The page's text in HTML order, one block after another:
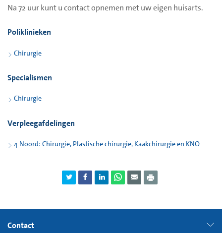
De wondfoliepleisters mag u de zeven dag na de operatie
zwembad.
het toelaat.
Afspraak
U wordt na zes weken gebeld door de verpleegkundige.
Na 72 uur kunt u contact opnemen met uw eigen huisarts.
Poliklinieken
Chirurgie
Specialismen
Chirurgie
Verpleegafdelingen
4 Noord: Chirurgie, Plastische chirurgie, Kaakchirurgie en KNO
Contact